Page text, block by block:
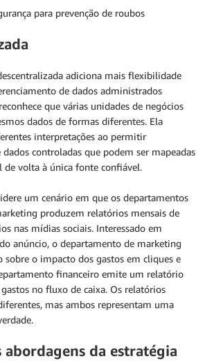
para prevenção de roubos
adiciona mais flexibilidade
de dados administrados
que várias unidades de negócios
dados de formas diferentes. Ela
interpretações ao permitir
controladas que podem ser mapeadas
de volta à única fonte confiável.
um cenário em que os departamentos
produzem relatórios mensais de
nas mídias sociais. Interessado em
anúncio, o departamento de marketing
o impacto dos gastos em cliques e
financeiro emite um relatório
no fluxo de caixa. Os relatórios
mas ambos representam uma
abordagens da estratégia